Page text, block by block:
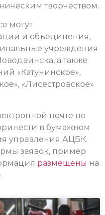
творчеством.
могут
и объединения,
учреждения
а также
«Катунинское»,
«Лисестровское»
почте по
в бумажном
управления АЦБК.
заявок, пример
размещены на